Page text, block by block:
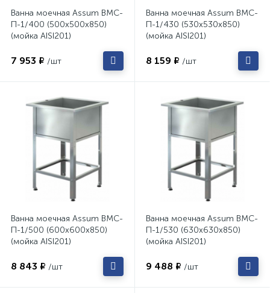
Ванна моечная Assum ВМС-
П-1/400 (500х500х850)
(мойка AISI201)
7 953 ₽ /шт
Ванна моечная Assum ВМС-
П-1/430 (530х530х850)
(мойка AISI201)
8 159 ₽ /шт
Ванна моечная Assum ВМС-
П-1/500 (600х600х850)
(мойка AISI201)
8 843 ₽ /шт
Ванна моечная Assum ВМС-
П-1/530 (630х630х850)
(мойка AISI201)
9 488 ₽ /шт